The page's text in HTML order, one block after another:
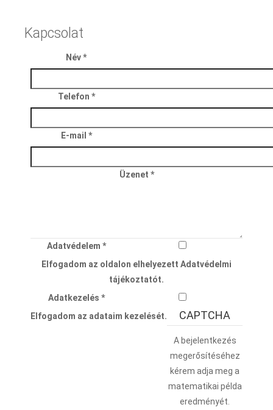
Kapcsolat
Név*
Telefon *
E-mail *
Üzenet *
Adatvédelem *
Elfogadom az oldalon elhelyezett Adatvédelmi
tájékoztatót.
Adatkezelés *
Elfogadom az adataim kezelését.
CAPTCHA
A bejelentkezés
megerősítéséhez
kérem adja meg a
matematikai példa
eredményét.